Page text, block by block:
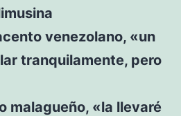
venezolano, «un
tranquilamente, pero
malagueño, «la llevaré